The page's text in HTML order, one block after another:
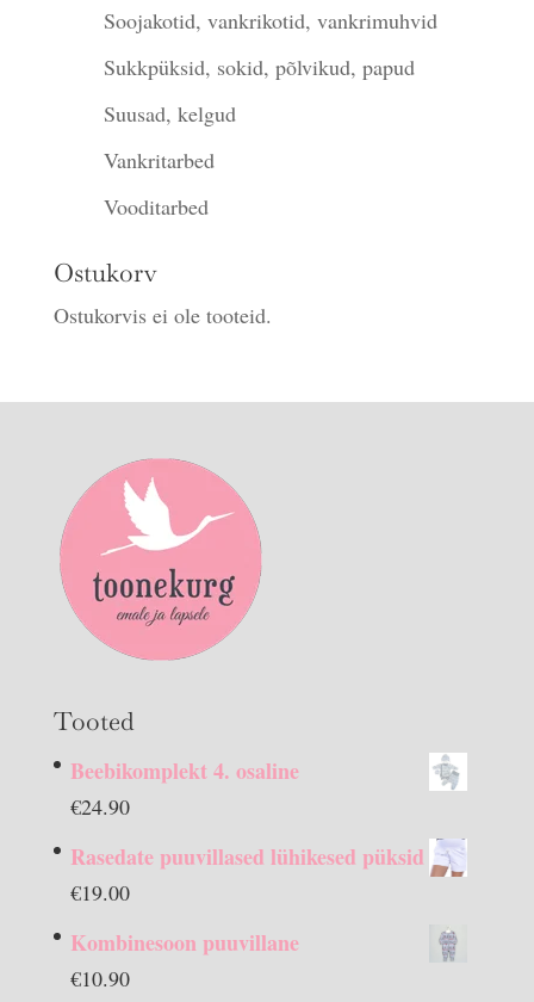
Soojakotid, vankrikotid, vankrimuhvid
Sukkpüksid, sokid, põlvikud, papud
Suusad, kelgud
Vankritarbed
Vooditarbed
Ostukorv
Ostukorvis ei ole tooteid.
Tooted
Beebikomplekt 4. osaline
€24.90
Rasedate puuvillased lühikesed püksid
€19.00
Kombinesoon puuvillane
€10.90